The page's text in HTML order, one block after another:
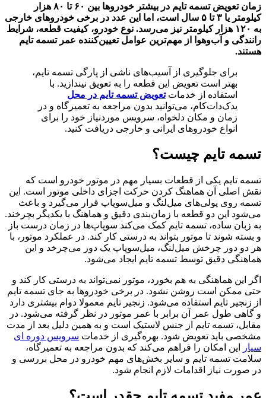
زمان تعویض تسمه تایم در بیشتر خودروها بین ۶۰ تا ۸۰ هزار
کیلومتر یا ۳ تا ۵ سال است، اما این عدد در برخی خودروهای خارجی
به ۱۲۰ هزار کیلومتر نیز می‌رسد. نوع خودرو، کیفیت قطعه، شرایط
رانندگی و آب‌وهوا از مهم‌ترین عوامل تعیین‌کننده عمر تسمه تایم
هستند.
برای جلوگیری از آسیب‌های ناشی از پارگی تسمه تایم،
بهتر است تعویض این قطعه را به تعویق نیندازید. با
استفاده از خدماتتعویض تسمه تایم در محل
یدک‌دات‌کام، می‌توانید بدون مراجعه به تعمیرگاه و در
زمان و مکان دلخواه، سرویس موردنیاز خود را برای
انواع خودروهای ایرانی و خارجی دریافت کنید.
تسمه تایم چیست؟
تسمه تایم یکی از قطعات بسیار مهم در موتور خودرو است که
نقش اصلی آن هماهنگ کردن حرکت اجزای داخلی موتور است. این
تسمه روی پولی‌های میل‌لنگ و میل‌سوپاپ قرار می‌گیرد و باعث
می‌شود این دو قطعه با زمان‌بندی دقیق و هماهنگ با یکدیگر بچرخند.
به زبان ساده، تسمه تایم کمک می‌کند سوپاپ‌ها در زمان درست باز
و بسته شوند تا موتور بتواند به ‌درستی کار کند. در عملکرد موتور، با
هر دو دور چرخش میل‌لنگ، میل‌سوپاپ یک دور می‌چرخد و این
هماهنگی دقیق توسط تسمه تایم ایجاد می‌شود.
اگر این هماهنگی به‌ هم بخورد، موتور نمی‌تواند به‌ درستی کار کند و
حتی ممکن است روشن نشود. در برخی خودروها به‌ جای تسمه تایم
از زنجیر تایم استفاده می‌شود. زنجیر تایم معمولا دوام بیشتری دارد
و گاهی طول عمر آن برابر با عمر موتور در نظر گرفته می‌شود. در
مقابل، تسمه تایم از جنس لاستیک است و به همین دلیل بعد از مدت
مشخصی باید تعویض شود. بهره‌گیری از خدمات سرویس دوره ای
سیار
این امکان را فراهم می‌کند که بدون مراجعه به تعمیرگاه،
سلامت تسمه تایم و سایر بخش‌های مهم خودرو در محل بررسی و
در صورت نیاز اقدامات لازم انجام شود.